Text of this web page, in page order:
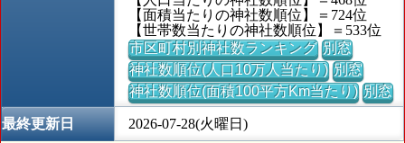
【面積当たりの神社数順位】＝724位
【世帯数当たりの神社数順位】＝533位
市区町村別神社数ランキング 別窓
神社数順位(人口10万人当たり) 別窓
神社数順位(面積100平方Km当たり) 別窓
最終更新日
2026-07-28(火曜日)